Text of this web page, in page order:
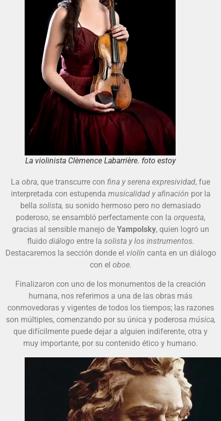
La violinista Clèmence Labarrière. foto estoy
La obra, que transcurre con fina y serena expresividad, fue
interpretada con estupenda musicalidad y afinación por la
bella solista, su sonido hermoso pero no demasiado
poderoso, se ensambló perfectamente con la orquesta,
gracias al sensible manejo de Yampolsky, quien logró un
fluidodiálogo entre la solista y los instrumentos.
Destacaremos la sección donde el violín canta en un diálogo
con el oboe.
Finalizaron con uno de los monumentos de la creación
humana, nos referimos a una de las obras más
conmovedoras y vigentes de todos los tiempos; las razones
son múltiples, comenzando por su única y poderosa música,
que difícilmente puede dejar a alguien indiferente, otra y
muy importante, por su contenido ético y humano.